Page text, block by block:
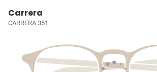
Carrera
CARRERA 351